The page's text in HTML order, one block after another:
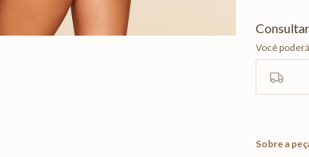
Sobre a